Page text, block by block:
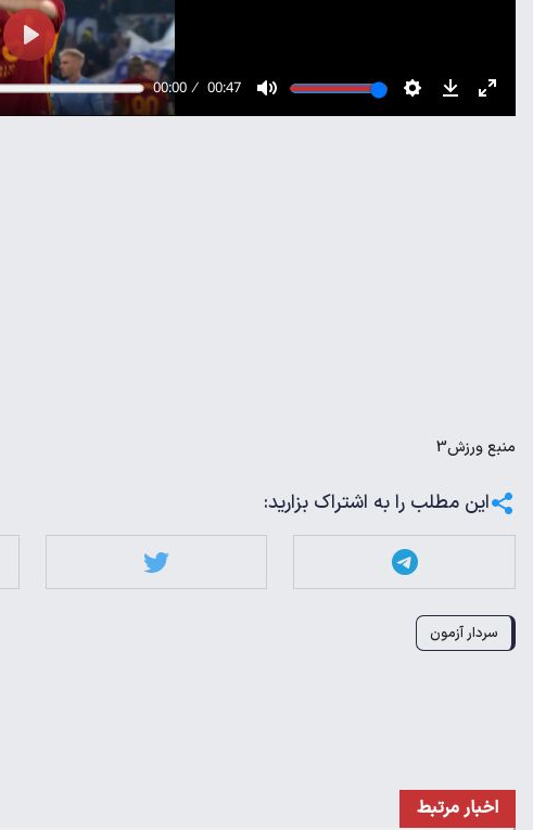
منبعورزش3
این مطلب را به اشتراک بزارید:
سردار آزمون
اخبار مرتبط